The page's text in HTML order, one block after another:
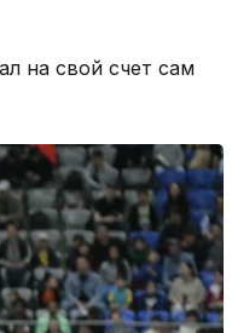
на свой счет сам